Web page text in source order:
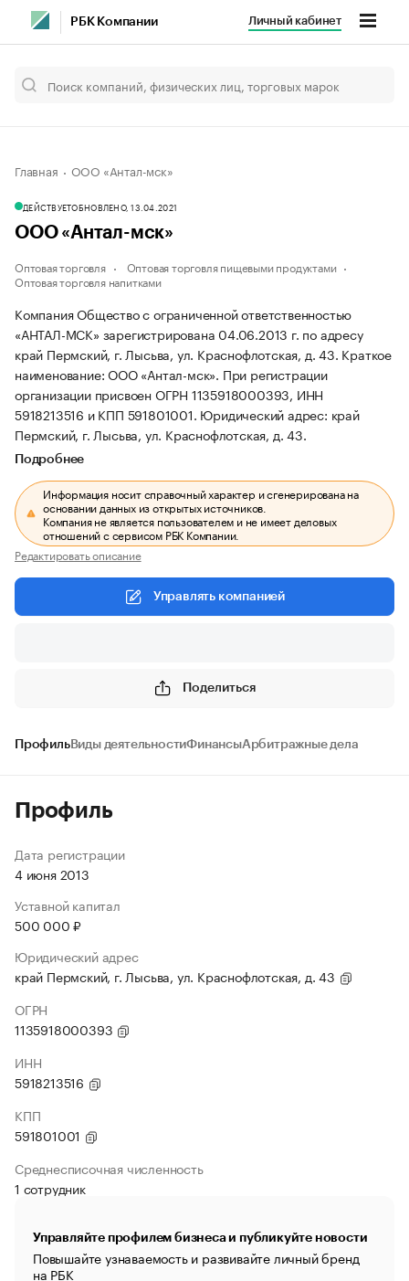
РБК Компании Личный кабинет
Главная ООО «Антал-мск»
ДЕЙСТВУЕТОБНОВЛЕНО, 13.04.2021
ООО «Антал-мск»
Оптовая торговля
Оптовая торговля пищевыми продуктами
Оптовая торговля напитками
Компания Общество с ограниченной ответственностью
«АНТАЛ-МСК» зарегистрирована 04.06.2013 г. по адресу
край Пермский, г. Лысьва, ул. Краснофлотская, д. 43. Краткое
наименование: ООО «Антал-мск». При регистрации
организации присвоен ОГРН 1135918000393, ИНН
5918213516 и КПП 591801001. Юридический адрес: край
Пермский, г. Лысьва, ул. Краснофлотская, д. 43.
Подробнее
Информация носит справочный характер и сгенерирована на
основании данных из открытых источников.
Компания не является пользователем и не имеет деловых
отношений с сервисом РБК Компании.
Редактировать описание
Управлять компанией
Поделиться
ПрофильВиды деятельностиФинансыАрбитражные дела
Профиль
Дата регистрации
4 июня 2013
Уставной капитал
500 000 ₽
Юридический адрес
край Пермский, г. Лысьва, ул. Краснофлотская, д. 43
ОГРН
1135918000393
ИНН
5918213516
КПП
591801001
Среднесписочная численность
1 сотрудник
Управляйте профилем бизнеса и публикуйте новости
Повышайте узнаваемость и развивайте личный бренд
на РБК